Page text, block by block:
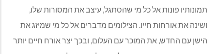
פונות אל כל מי שהסתגל, עיצב את המסורות שלו,
את אורחות חייו. הצילומים מדברים אל כל מי שמיזג את
עם החדש, את המוכר עם העלום, ובכך יצר אורח חיים יותר